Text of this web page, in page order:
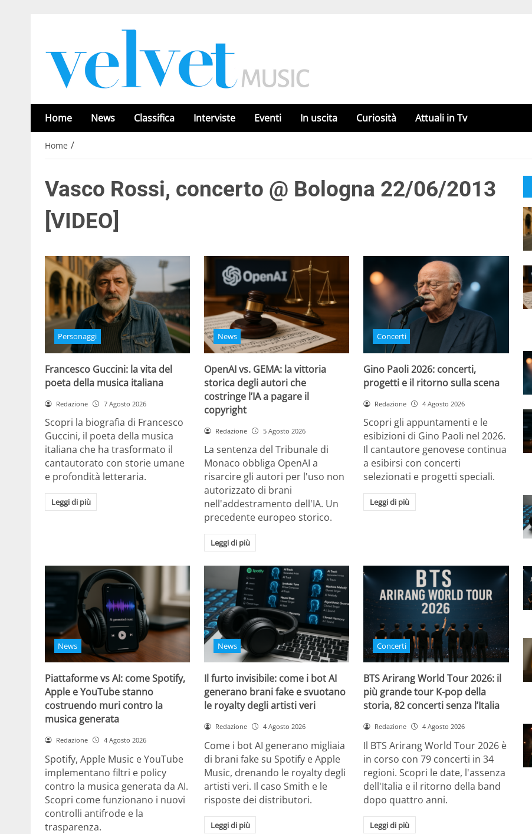
Home News Classifica Interviste Eventi In uscita Curiosità Attuali in Tv
Home /
Vasco Rossi, concerto @ Bologna 22/06/2013
[VIDEO]
Personaggi
Francesco Guccini: la vita del
poeta della musica italiana
Redazione 7 Agosto 2026
Scopri la biografia di Francesco
Guccini, il poeta della musica
italiana che ha trasformato il
cantautorato con storie umane
e profondità letteraria.
Leggi di più
News
OpenAI vs. GEMA: la vittoria
storica degli autori che
costringe l’IA a pagare il
copyright
Redazione 5 Agosto 2026
La sentenza del Tribunale di
Monaco obbliga OpenAI a
risarcire gli autori per l'uso non
autorizzato di brani
nell'addestramento dell'IA. Un
precedente europeo storico.
Leggi di più
Concerti
Gino Paoli 2026: concerti,
progetti e il ritorno sulla scena
Redazione 4 Agosto 2026
Scopri gli appuntamenti e le
esibizioni di Gino Paoli nel 2026.
Il cantautore genovese continua
a esibirsi con concerti
selezionati e progetti speciali.
Leggi di più
News
Piattaforme vs AI: come Spotify,
Apple e YouTube stanno
costruendo muri contro la
musica generata
Redazione 4 Agosto 2026
Spotify, Apple Music e YouTube
implementano filtri e policy
contro la musica generata da AI.
Scopri come funzionano i nuovi
controlli antifrode e la
trasparenza.
News
Il furto invisibile: come i bot AI
generano brani fake e svuotano
le royalty degli artisti veri
Redazione 4 Agosto 2026
Come i bot AI generano migliaia
di brani fake su Spotify e Apple
Music, drenando le royalty degli
artisti veri. Il caso Smith e le
risposte dei distributori.
Leggi di più
Concerti
BTS Arirang World Tour 2026: il
più grande tour K-pop della
storia, 82 concerti senza l’Italia
Redazione 4 Agosto 2026
Il BTS Arirang World Tour 2026 è
in corso con 79 concerti in 34
regioni. Scopri le date, l'assenza
dell'Italia e il ritorno della band
dopo quattro anni.
Leggi di più